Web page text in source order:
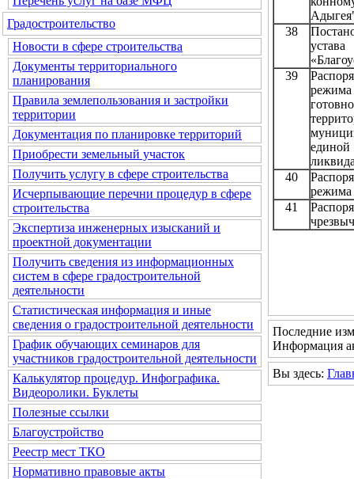
Градостроительство
Новости в сфере строительства
Документы территориального
планирования
Правила землепользования и застройки
территории
Документация по планировке территорий
Приобрести земельный участок
Получить услугу в сфере строительства
Исчерпывающие перечни процедур в сфере
строительства
Экспертиза инженерных изысканий и
проектной документации
Получить сведения из информационных
систем в сфере градостроительной
деятельности
Статистическая информация и иные
сведения о градостроительной деятельности
График обучающих семинаров для
участников градостроительной деятельности
Калькулятор процедур. Инфографика.
Видеоролики. Буклеты
Полезные ссылки
Благоустройство
Реестр мест ТКО
Нормативно правовые акты
38
39
единой
40
режима
41
Последние
Информация
Вы здесь: